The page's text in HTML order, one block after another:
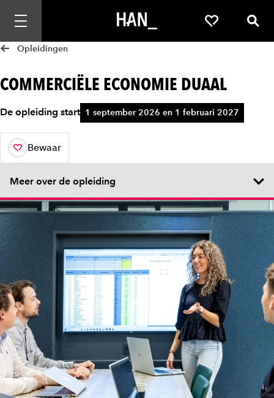
Mobiele navigatie openen Favorieten
Opleidingen
COMMERCIËLE ECONOMIE DUAAL
De opleiding start 1 september 2026 en 1 februari 2027
Bewaar
aan je favorieten
Meer over de opleiding